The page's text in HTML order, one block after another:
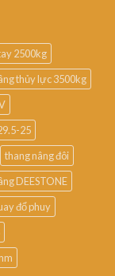
2500kg
thủy lực 3500kg
25
thang nâng đôi
DEESTONE
đổ phuy